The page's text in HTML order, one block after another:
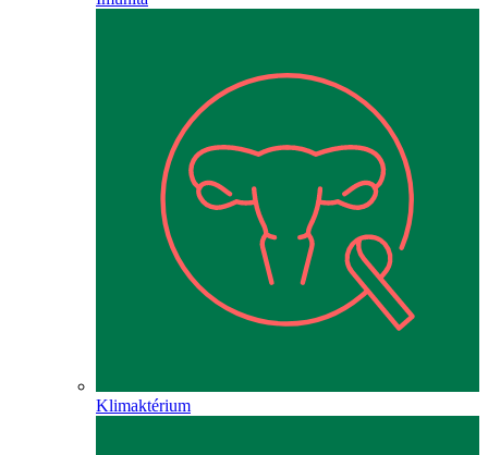
Klimaktérium